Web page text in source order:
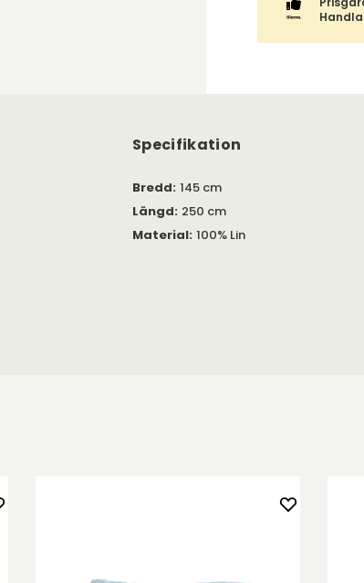
Specifikation
Bredd: 145 cm
Längd: 250 cm
Material: 100% Lin